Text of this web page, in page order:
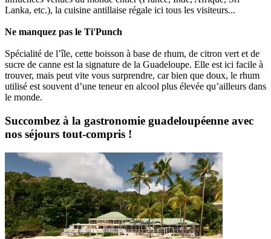
Lanka, etc.), la cuisine antillaise régale ici tous les visiteurs...
Ne manquez pas le Ti'Punch
Spécialité de l’île, cette boisson à base de rhum, de citron vert et de
sucre de canne est la signature de la Guadeloupe. Elle est ici facile à
trouver, mais peut vite vous surprendre, car bien que doux, le rhum
utilisé est souvent d’une teneur en alcool plus élevée qu’ailleurs dans
le monde.
Succombez à la gastronomie guadeloupéenne avec
nos séjours tout-compris !